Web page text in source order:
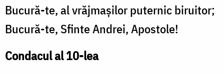
Bucură-te, al vrăjmaşilor puternic biruitor;
Bucură-te, Sfinte Andrei, Apostole!
Condacul al 10-lea